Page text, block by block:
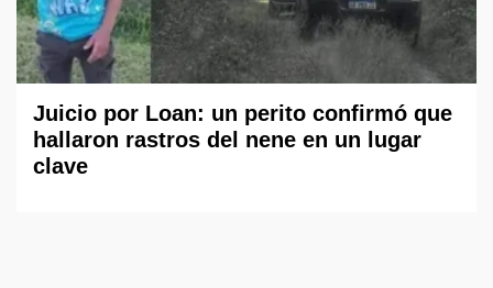
Juicio por Loan: un perito confirmó que
hallaron rastros del nene en un lugar
clave